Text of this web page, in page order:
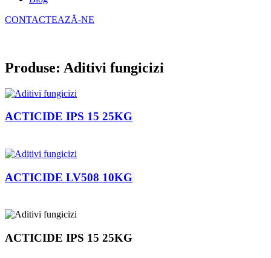
CONTACTEAZĂ-NE
Produse: Aditivi fungicizi
ACTICIDE IPS 15 25KG
ACTICIDE LV508 10KG
ACTICIDE IPS 15 25KG